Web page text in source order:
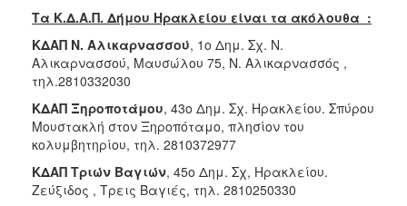
Τα Κ.Δ.Α.Π. Δήμου Ηρακλείου είναι τα ακόλουθα :
ΚΔΑΠ Ν. Αλικαρνασσού, 1ο Δημ. Σχ. Ν.
Αλικαρνασσού, Μαυσώλου 75, Ν. Αλικαρνασσός ,
τηλ.2810332030
ΚΔΑΠ Ξηροποτάμου, 43ο Δημ. Σχ. Ηρακλείου. Σπύρου
Μουστακλή στον Ξηροπόταμο, πλησίον του
κολυμβητηρίου, τηλ. 2810372977
ΚΔΑΠ Τριών Βαγιών, 45ο Δημ. Σχ, Ηρακλείου.
Ζεύξιδος , Τρεις Βαγιές, τηλ. 2810250330